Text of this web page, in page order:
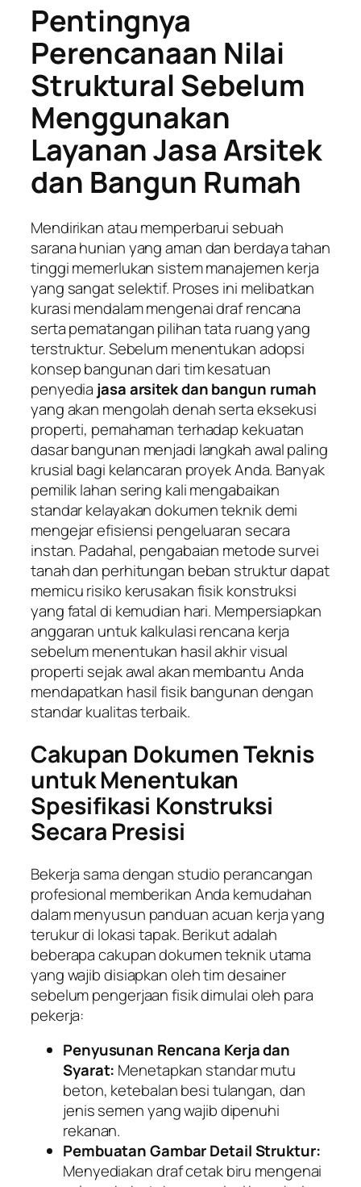
Pentingnya
Perencanaan Nilai
Struktural Sebelum
Menggunakan
Layanan Jasa Arsitek
dan Bangun Rumah
Mendirikan atau memperbarui sebuah
sarana hunian yang aman dan berdaya tahan
tinggi memerlukan sistem manajemen kerja
yang sangat selektif. Proses ini melibatkan
kurasi mendalam mengenai draf rencana
serta pematangan pilihan tata ruang yang
terstruktur. Sebelum menentukan adopsi
konsep bangunan dari tim kesatuan
penyedia jasa arsitek dan bangun rumah
yang akan mengolah denah serta eksekusi
properti, pemahaman terhadap kekuatan
dasar bangunan menjadi langkah awal paling
krusial bagi kelancaran proyek Anda. Banyak
pemilik lahan sering kali mengabaikan
standar kelayakan dokumen teknik demi
mengejar efisiensi pengeluaran secara
instan. Padahal, pengabaian metode survei
tanah dan perhitungan beban struktur dapat
memicu risiko kerusakan fisik konstruksi
yang fatal di kemudian hari. Mempersiapkan
anggaran untuk kalkulasi rencana kerja
sebelum menentukan hasil akhir visual
properti sejak awal akan membantu Anda
mendapatkan hasil fisik bangunan dengan
standar kualitas terbaik.
Cakupan Dokumen Teknis
untuk Menentukan
Spesifikasi Konstruksi
Secara Presisi
Bekerja sama dengan studio perancangan
profesional memberikan Anda kemudahan
dalam menyusun panduan acuan kerja yang
terukur di lokasi tapak. Berikut adalah
beberapa cakupan dokumen teknik utama
yang wajib disiapkan oleh tim desainer
sebelum pengerjaan fisik dimulai oleh para
pekerja:
Penyusunan Rencana Kerja dan
Syarat: Menetapkan standar mutu
beton, ketebalan besi tulangan, dan
jenis semen yang wajib dipenuhi
rekanan.
Pembuatan Gambar Detail Struktur:
Menyediakan draf cetak biru mengenai